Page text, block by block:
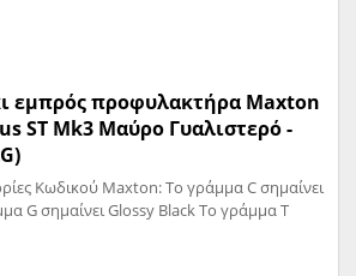
εμπρός προφυλακτήρα Maxton
ST Mk3 Μαύρο Γυαλιστερό -
Κωδικού Maxton: Το γράμμα C σημαίνει
G σημαίνει Glossy Black Το γράμμα T